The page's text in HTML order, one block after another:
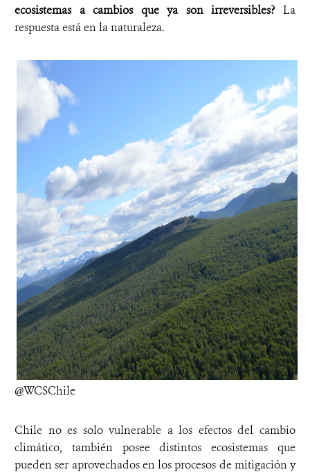
ecosistemas a cambios que ya son irreversibles? La
respuesta está en la naturaleza.
@WCSChile
Chile no es solo vulnerable a los efectos del cambio
climático, también posee distintos ecosistemas que
pueden ser aprovechados en los procesos de mitigación y